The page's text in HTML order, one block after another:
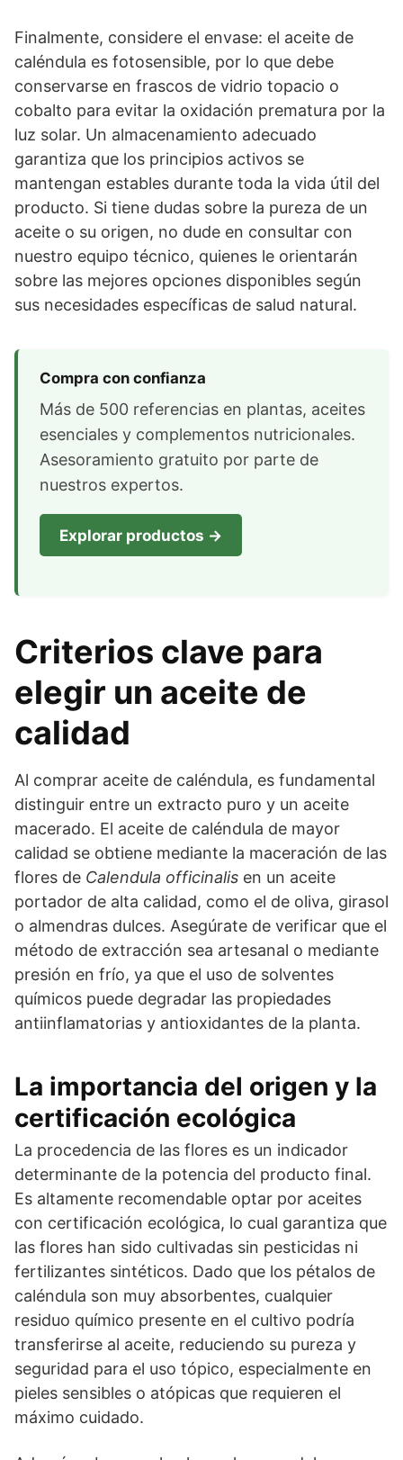
Finalmente, considere el envase: el aceite de
caléndula es fotosensible, por lo que debe
conservarse en frascos de vidrio topacio o
cobalto para evitar la oxidación prematura por la
luz solar. Un almacenamiento adecuado
garantiza que los principios activos se
mantengan estables durante toda la vida útil del
producto. Si tiene dudas sobre la pureza de un
aceite o su origen, no dude en consultar con
nuestro equipo técnico, quienes le orientarán
sobre las mejores opciones disponibles según
sus necesidades específicas de salud natural.
Compra con confianza
Más de 500 referencias en plantas, aceites
esenciales y complementos nutricionales.
Asesoramiento gratuito por parte de
nuestros expertos.
Explorar productos →
Criterios clave para
elegir un aceite de
calidad
Al comprar aceite de caléndula, es fundamental
distinguir entre un extracto puro y un aceite
macerado. El aceite de caléndula de mayor
calidad se obtiene mediante la maceración de las
flores de Calendula officinalis en un aceite
portador de alta calidad, como el de oliva, girasol
o almendras dulces. Asegúrate de verificar que el
método de extracción sea artesanal o mediante
presión en frío, ya que el uso de solventes
químicos puede degradar las propiedades
antiinflamatorias y antioxidantes de la planta.
La importancia del origen y la
certificación ecológica
La procedencia de las flores es un indicador
determinante de la potencia del producto final.
Es altamente recomendable optar por aceites
con certificación ecológica, lo cual garantiza que
las flores han sido cultivadas sin pesticidas ni
fertilizantes sintéticos. Dado que los pétalos de
caléndula son muy absorbentes, cualquier
residuo químico presente en el cultivo podría
transferirse al aceite, reduciendo su pureza y
seguridad para el uso tópico, especialmente en
pieles sensibles o atópicas que requieren el
máximo cuidado.